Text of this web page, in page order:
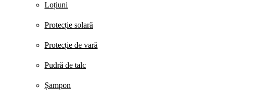
Loțiuni
Protecție solară
Protecție de vară
Pudră de talc
Șampon